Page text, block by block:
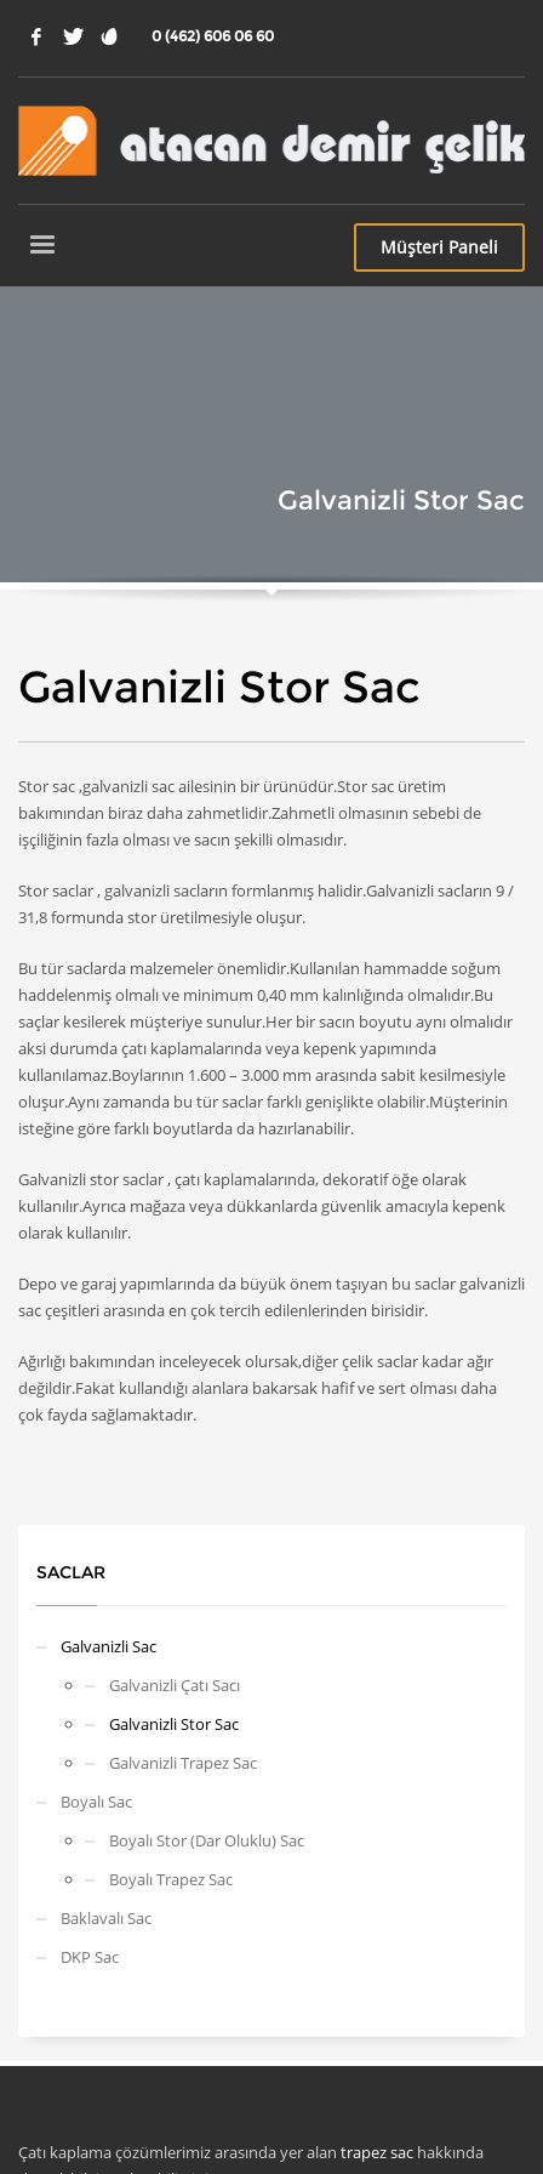
0 (462) 606 06 60
Müşteri Paneli
Galvanizli Stor Sac
Galvanizli Stor Sac
Stor sac ,galvanizli sac ailesinin bir ürünüdür.Stor sac üretim
bakımından biraz daha zahmetlidir.Zahmetli olmasının sebebi de
işçiliğinin fazla olması ve sacın şekilli olmasıdır.
Stor saclar , galvanizli sacların formlanmış halidir.Galvanizli sacların 9 /
31,8 formunda stor üretilmesiyle oluşur.
Bu tür saclarda malzemeler önemlidir.Kullanılan hammadde soğum
haddelenmiş olmalı ve minimum 0,40 mm kalınlığında olmalıdır.Bu
saçlar kesilerek müşteriye sunulur.Her bir sacın boyutu aynı olmalıdır
aksi durumda çatı kaplamalarında veya kepenk yapımında
kullanılamaz.Boylarının 1.600 – 3.000 mm arasında sabit kesilmesiyle
oluşur.Aynı zamanda bu tür saclar farklı genişlikte olabilir.Müşterinin
isteğine göre farklı boyutlarda da hazırlanabilir.
Galvanizli stor saclar , çatı kaplamalarında, dekoratif öğe olarak
kullanılır.Ayrıca mağaza veya dükkanlarda güvenlik amacıyla kepenk
olarak kullanılır.
Depo ve garaj yapımlarında da büyük önem taşıyan bu saclar galvanizli
sac çeşitleri arasında en çok tercih edilenlerinden birisidir.
Ağırlığı bakımından inceleyecek olursak,diğer çelik saclar kadar ağır
değildir.Fakat kullandığı alanlara bakarsak hafif ve sert olması daha
çok fayda sağlamaktadır.
SACLAR
Galvanizli Sac
Galvanizli Çatı Sacı
Galvanizli Stor Sac
Galvanizli Trapez Sac
Boyalı Sac
Boyalı Stor (Dar Oluklu) Sac
Boyalı Trapez Sac
Baklavalı Sac
DKP Sac
Çatı kaplama çözümlerimiz arasında yer alan trapez sac hakkında